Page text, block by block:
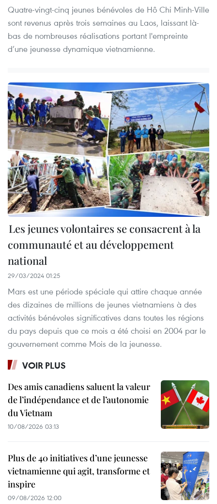
Quatre-vingt-cinq jeunes bénévoles de Hô Chi Minh-Ville
sont revenus après trois semaines au Laos, laissant là-
bas de nombreuses réalisations portant l'empreinte
d’une jeunesse dynamique vietnamienne.
Les jeunes volontaires se consacrent à la
communauté et au développement
national
29/03/2024 01:25
Mars est une période spéciale qui attire chaque année
des dizaines de millions de jeunes vietnamiens à des
activités bénévoles significatives dans toutes les régions
du pays depuis que ce mois a été choisi en 2004 par le
gouvernement comme Mois de la jeunesse.
VOIR PLUS
Des amis canadiens saluent la valeur
de l’indépendance et de l’autonomie
du Vietnam
10/08/2026 03:13
Plus de 40 initiatives d’une jeunesse
vietnamienne qui agit, transforme et
inspire
09/08/2026 12:00